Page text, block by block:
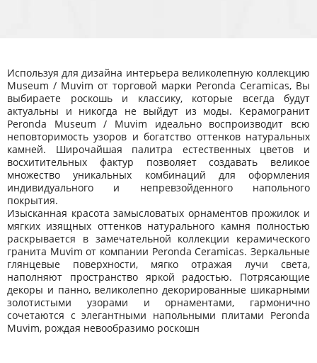
Используя для дизайна интерьера великолепную коллекцию
Museum / Muvim от торговой марки Peronda Ceramicas, Вы
выбираете роскошь и классику, которые всегда будут
актуальны и никогда не выйдут из моды. Керамогранит
Peronda Museum / Muvim идеально воспроизводит всю
неповторимость узоров и богатство оттенков натуральных
камней. Широчайшая палитра естественных цветов и
восхитительных фактур позволяет создавать великое
множество уникальных комбинаций для оформления
индивидуального и непревзойденного напольного
покрытия.
Изысканная красота замысловатых орнаментов прожилок и
мягких изящных оттенков натурального камня полностью
раскрывается в замечательной коллекции керамического
гранита Muvim от компании Peronda Ceramicas. Зеркальные
глянцевые поверхности, мягко отражая лучи света,
наполняют пространство яркой радостью. Потрясающие
декоры и панно, великолепно декорированные шикарными
золотистыми узорами и орнаментами, гармонично
сочетаются с элегантными напольными плитами Peronda
Muvim, рождая невообразимо роскошн